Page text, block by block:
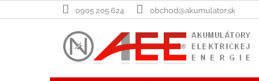
na
0905 205 624 obchod@akumulator.sk